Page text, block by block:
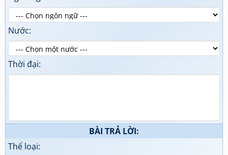
Nước:
Thời đại:
BÀI TRẢ LỜI:
Thể loại: